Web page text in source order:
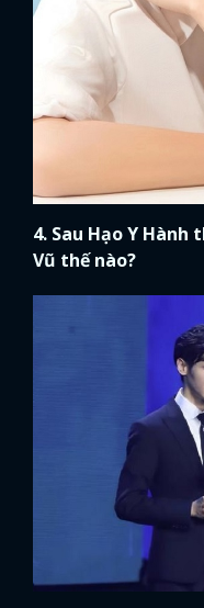
4. Sau Hạo Y Hành
Vũ thế nào?